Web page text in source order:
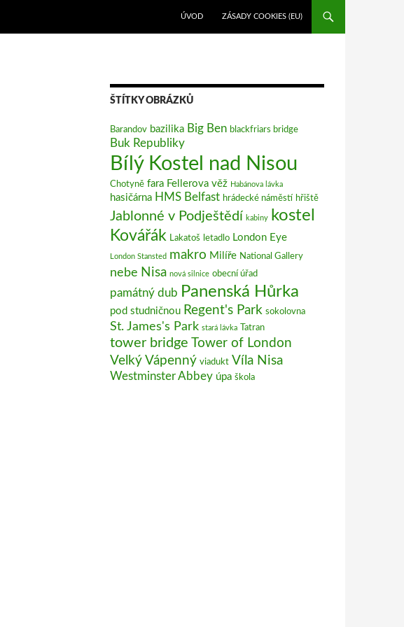
ÚVOD
ZÁSADY COOKIES (EU)
ŠTÍTKY OBRÁZKŮ
Barandov bazilika Big Ben blackfriars bridge
Buk Republiky
Bílý Kostel nad Nisou
Chotyně fara Fellerova věž Habánova lávka
hasičárna HMS Belfast hrádecké náměstí hřiště
Jablonné v Podještědí kabiny kostel
Kovářák Lakatoš letadlo London Eye
London Stansted makro Milíře National Gallery
nebe Nisa nová silnice obecní úřad
památný dub Panenská Hůrka
pod studničnou Regent's Park sokolovna
St. James's Park stará lávka Tatran
tower bridge Tower of London
Velký Vápenný viadukt Víla Nisa
Westminster Abbey úpa škola